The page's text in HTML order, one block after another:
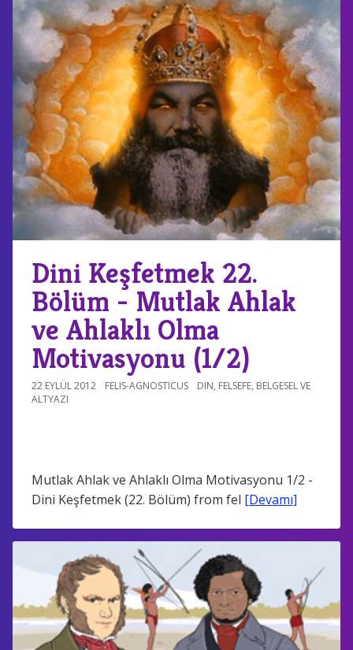
Dini Keşfetmek 22.
Bölüm - Mutlak Ahlak
ve Ahlaklı Olma
Motivasyonu (1/2)
22 EYLÜL 2012 FELIS-AGNOSTICUS DIN, FELSEFE, BELGESEL VE
ALTYAZI
Mutlak Ahlak ve Ahlaklı Olma Motivasyonu 1/2 -
Dini Keşfetmek (22. Bölüm) from fel [Devamı]